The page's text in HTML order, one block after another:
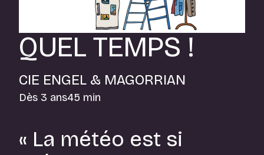
QUEL TEMPS !
CIE ENGEL & MAGORRIAN
Dès 3 ans45 min
« La météo est si